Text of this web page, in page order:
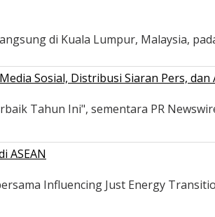
di Kuala Lumpur, Malaysia,
Sosial, Distribusi Siaran Pers, dan
Tahun Ini", sementara PR
ASEAN
Influencing Just Energy